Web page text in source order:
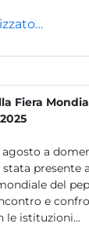
Fiera
agosto a
stata presente
del
e
le istituzioni...